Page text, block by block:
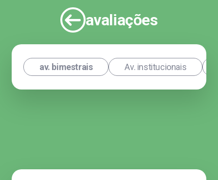
avaliações
av. bimestrais Av. institucionais